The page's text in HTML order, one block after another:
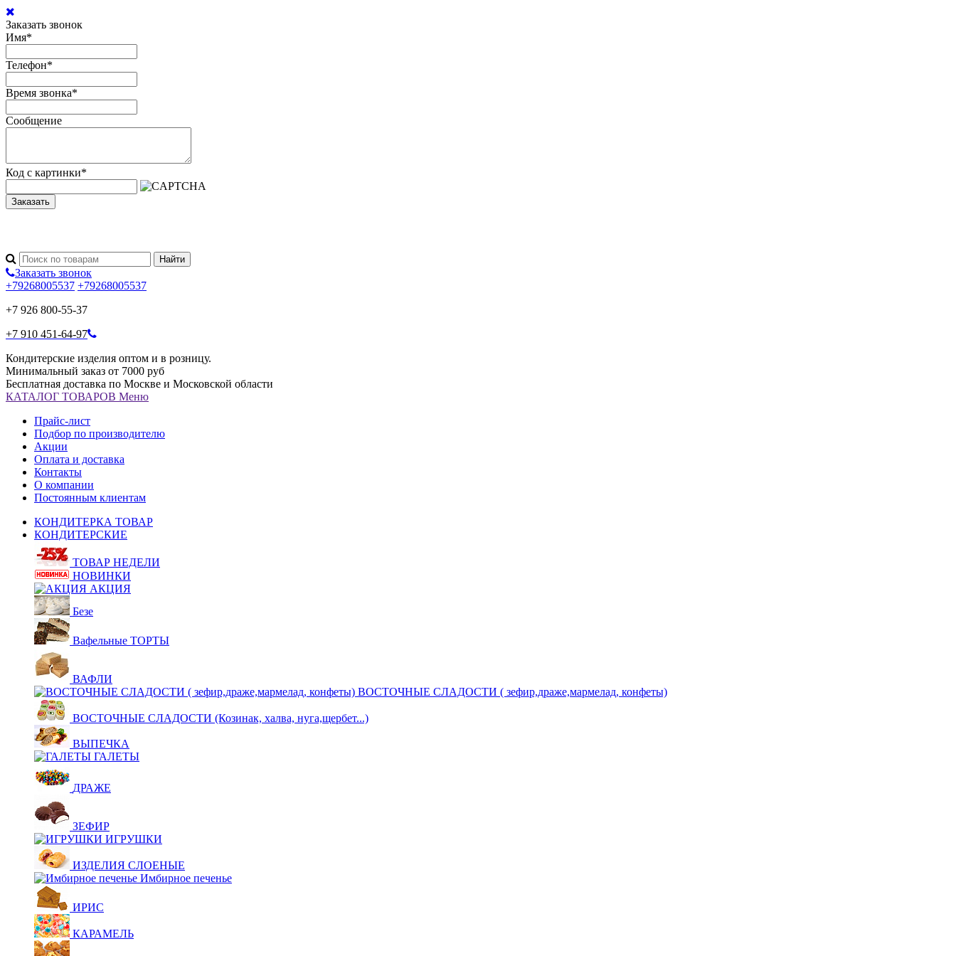
Заказать звонок
Имя*
Телефон*
Время звонка*
Сообщение
Код с картинки*
Заказать
Заказать звонок
+79268005537 +79268005537
+7 926 800-55-37
+7 910 451-64-97
Кондитерские изделия оптом и в розницу.
Минимальный заказ от 7000 руб
Бесплатная доставка по Москве и Московской области
КАТАЛОГ ТОВАРОВ Меню
Прайс-лист
Подбор по производителю
Акции
Оплата и доставка
Контакты
О компании
Постоянным клиентам
КОНДИТЕРКА ТОВАР
КОНДИТЕРСКИЕ
ТОВАР НЕДЕЛИ
НОВИНКИ
АКЦИЯ
Безе
Вафельные ТОРТЫ
ВАФЛИ
ВОСТОЧНЫЕ СЛАДОСТИ ( зефир,драже,мармелад, конфеты)
ВОСТОЧНЫЕ СЛАДОСТИ (Козинак, халва, нуга,щербет...)
ВЫПЕЧКА
ГАЛЕТЫ
ДРАЖЕ
ЗЕФИР
ИГРУШКИ
ИЗДЕЛИЯ СЛОЕНЫЕ
Имбирное печенье
ИРИС
КАРАМЕЛЬ